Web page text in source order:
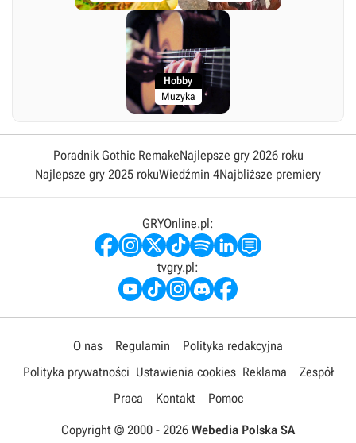
Hobby
Muzyka
Poradnik Gothic RemakeNajlepsze gry 2026 roku
Najlepsze gry 2025 rokuWiedźmin 4Najbliższe premiery
GRYOnline.pl:
tvgry.pl:
O nas Regulamin
Polityka redakcyjna
Polityka prywatności Ustawienia cookies Reklama
Zespół
Praca
Kontakt Pomoc
Copyright © 2000 - 2026 Webedia Polska SA